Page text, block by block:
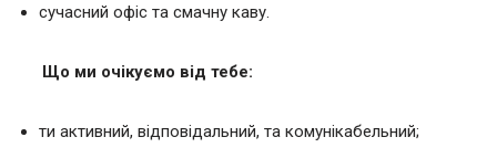
сучасний офіс та смачну каву.
Що ми очікуємо від тебе:
ти активний, відповідальний, та комунікабельний;